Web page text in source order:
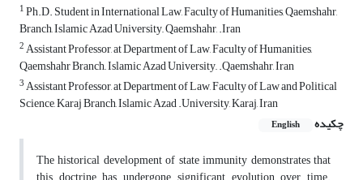
1Ph.D. Student in International Law, Faculty of Humanities, Qaemshahr,
Branch, Islamic Azad University,, Qaemshahr, .Iran
2Assistant Professor, at Department of Law, Faculty of Humanities,
Qaemshahr Branch,, Islamic Azad University,, .Qaemshahr, Iran
3Assistant Professor, at Department of Law, Faculty of Law and Political
Science, Karaj Branch, Islamic Azad .University, Karaj, Iran
چکیده
English
The historical development of state immunity demonstrates that